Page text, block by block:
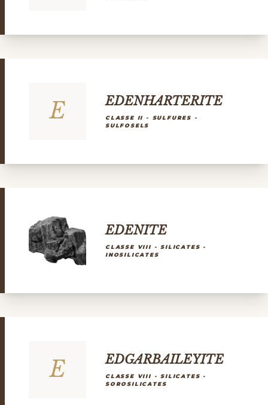
E EDENHARTERITE
CLASSE II - SULFURES -
SULFOSELS
EDENITE
CLASSE VIII - SILICATES -
INOSILICATES
E EDGARBAILEYITE
CLASSE VIII - SILICATES -
SOROSILICATES